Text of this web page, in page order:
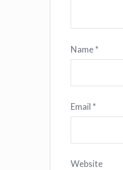
Name*
Email *
Website